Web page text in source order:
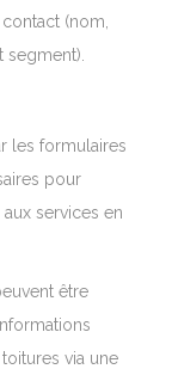
(nom,
les formulaires
pour
services en
être
via une